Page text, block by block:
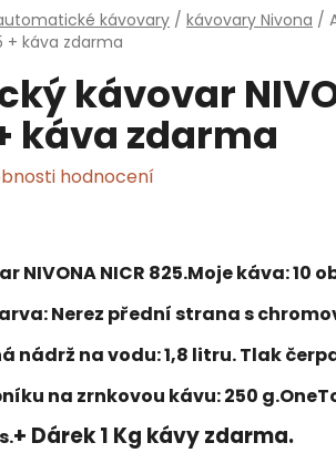
kávovary / kávovary Nivona /
+ káva zdarma
kávovar
káva zdarma
hodnocení
NICR 825.Moje káva: 10
Nerez přední strana s
nádrž na vodu: 1,8 litru. Tlak
na zrnkovou kávu: 250
+ Dárek 1 Kg kávy zdarma.